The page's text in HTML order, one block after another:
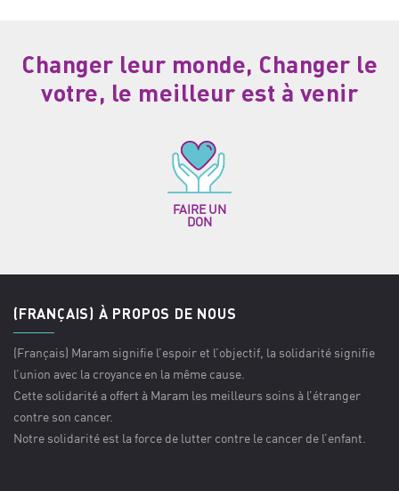
Changer leur monde, Changer le
votre, le meilleur est à venir
FAIRE UN
DON
(FRANÇAIS) À PROPOS DE NOUS
(Français) Maram signifie l’espoir et l’objectif, la solidarité signifie
l’union avec la croyance en la même cause.
Cette solidarité a offert à Maram les meilleurs soins à l’étranger
contre son cancer.
Notre solidarité est la force de lutter contre le cancer de l’enfant.